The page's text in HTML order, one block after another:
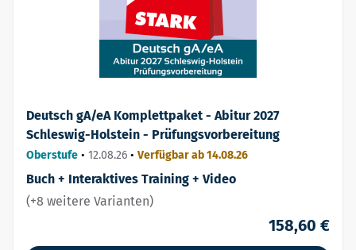
Deutsch gA/eA Komplettpaket - Abitur 2027
Schleswig-Holstein - Prüfungsvorbereitung
Oberstufe • 12.08.26 • Verfügbar ab 14.08.26
Buch + Interaktives Training + Video
(+8 weitere Varianten)
158,60 €